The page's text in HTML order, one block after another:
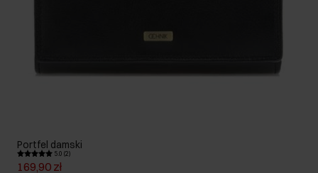
Portfel damski
5.0 (2)
169,90 zł